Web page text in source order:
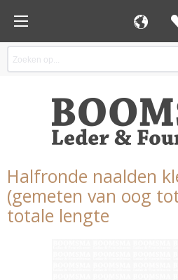
Halfronde naalden
(gemeten van oog
totale lengte